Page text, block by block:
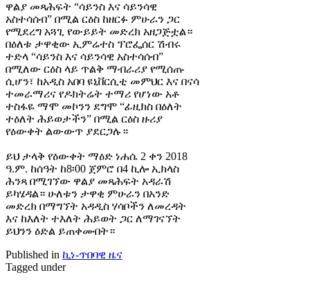
ዋልያ መጻሕፍት “ሳይንስ እና ሳይንሳዊ
አስተሳሰብ” በሚል ርዕስ ከዘርፉ ምሁራን ጋር
የሚደረግ አጓጊ የውይይት መድረክ አዘጋጅቷል።
በዕለቱ ታዋቂው ኢምሬተስ ፕሮፌሰር ሽብሩ
ተድላ “ሳይንስ እና ሳይንሳዊ አስተሳሰብ”
በሚለው ርዕስ ላይ ጥልቅ ማብራሪያ የሚሰጡ
ሲሆን፣ ከአዲስ አበባ ዩኒቨርሲቲ መምህር እና በናሳ
ተመራማሪና የዶክትሬት ተማሪ የሆነው አቶ
ተስፋዬ ማሞ መኮንን ደግሞ “ፊዚክስ በዕለት
ተዕለት ሕይወታችን” በሚል ርዕስ ዙሪያ
የዕውቀት ልውውጥ ያደርጋሉ።
ይህ ታላቅ የዕውቀት ማዕድ ነሐሴ 2 ቀን 2018
ዓ.ም. ከሰዓት ከ8፡00 ጀምሮ በ4 ኪሎ ኢክላስ
ሕንጻ በሚገኘው ዋልያ መጻሕፍት አዳራሽ
ይካሄዳል። ሁለቱን ታዋቂ ምሁራን በአንድ
መድረክ በማግኘት አዳዲስ ሃሳቦችን ለመረዳት
እና ከእለት ተእለት ሕይወት ጋር ለማገናኘት
ይህንን ዕድል ይጠቀሙበት።
Published in ኪነ-ጥበባዊ ዜና
Tagged under